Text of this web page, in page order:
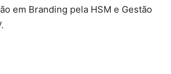
em Branding pela HSM e Gestão